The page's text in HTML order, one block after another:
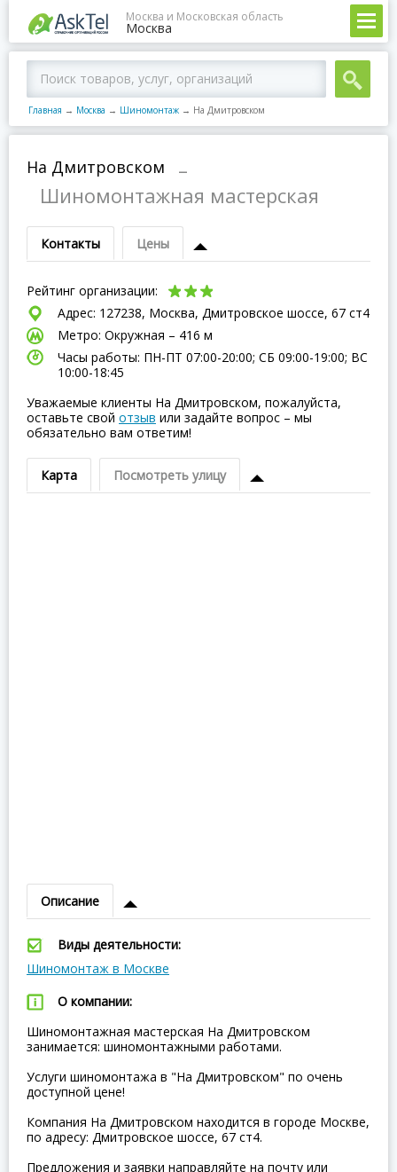
Москва и Московская область
Москва
Главная → Москва → Шиномонтаж → На Дмитровском
На Дмитровском
–
Шиномонтажная мастерская
Контакты Цены
Рейтинг организации:
Адрес: 127238, Москва, Дмитровское шоссе, 67 ст4
Метро: Окружная – 416 м
Часы работы: ПН-ПТ 07:00-20:00; СБ 09:00-19:00; ВC
10:00-18:45
Уважаемые клиенты На Дмитровском, пожалуйста,
оставьте свой отзыв или задайте вопрос – мы
обязательно вам ответим!
Карта Посмотреть улицу
Описание
Виды деятельности:
Шиномонтаж в Москве
О компании:
Шиномонтажная мастерская На Дмитровском
занимается: шиномонтажными работами.
Услуги шиномонтажа в "На Дмитровском" по очень
доступной цене!
Компания На Дмитровском находится в городе Москве,
по адресу: Дмитровское шоссе, 67 ст4.
Предложения и заявки направляйте на почту или